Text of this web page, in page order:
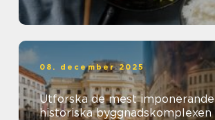
08. december 2025
Utforska de mest imponerande
historiska byggnadskomplexen